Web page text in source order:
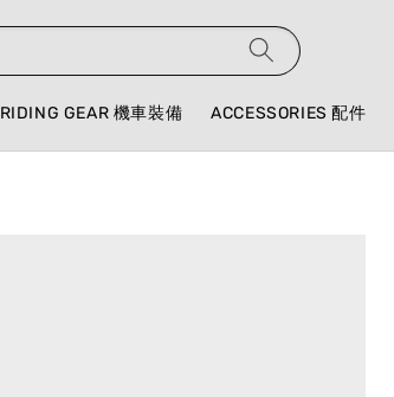
RIDING GEAR 機車裝備 ACCESSORIES 配件